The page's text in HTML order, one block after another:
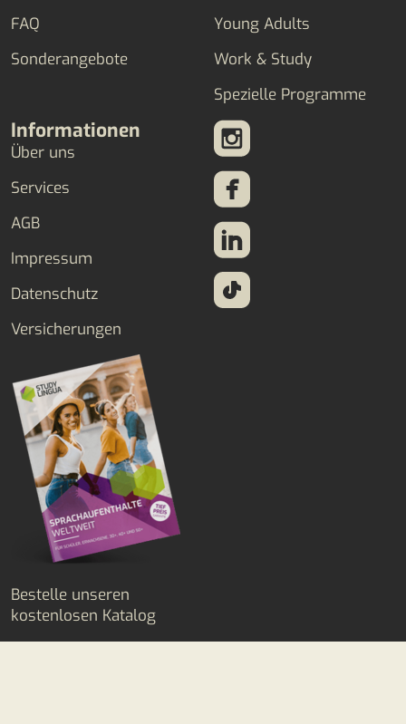
FAQ
Sonderangebote
Young Adults
Work & Study
Spezielle Programme
Informationen
Über uns
Services
AGB
Impressum
Datenschutz
Versicherungen
Bestelle unseren
kostenlosen Katalog